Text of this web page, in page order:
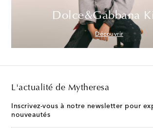
Dolce&Gabbana
Découvrir
L'actualité de Mytheresa
Inscrivez-vous à notre newsletter pour
nouveautés